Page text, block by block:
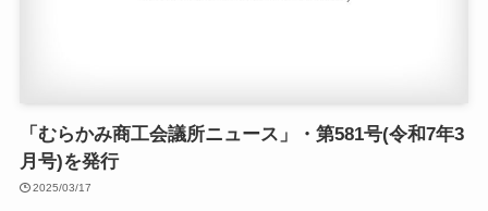
「むらかみ商工会議所ニュース」・第581号(令和7年3
月号)を発行
2025/03/17